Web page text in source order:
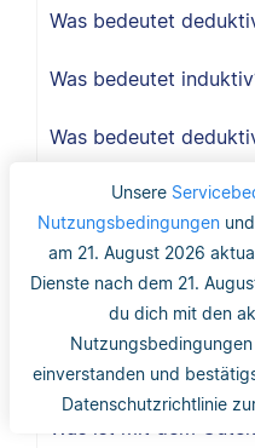
Unsere
Nutzungsbedingungen und
am 21. August 2026
Dienste nach dem 21.
du dich mit den
einverstanden und
Datenschutzrichtlinie
Was bedeutet
Was bedeutet
Was bedeutet
Was ist Validität?
Was ist interne
Was versteht man
Was ist die
Was ist mit dem